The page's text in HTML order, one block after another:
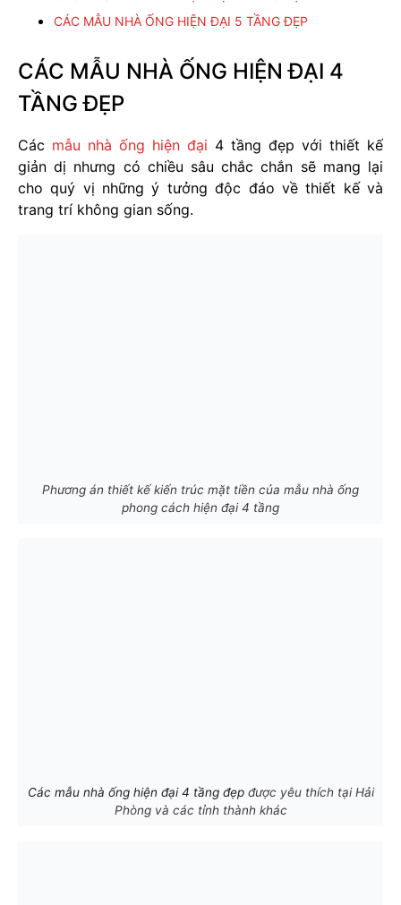
CÁC MẪU NHÀ ỐNG HIỆN ĐẠI 5 TẦNG ĐẸP
CÁC MẪU NHÀ ỐNG HIỆN ĐẠI 4
TẦNG ĐẸP
Các mẫu nhà ống hiện đại 4 tầng đẹp với thiết kế
giản dị nhưng có chiều sâu chắc chắn sẽ mang lại
cho quý vị những ý tưởng độc đáo về thiết kế và
trang trí không gian sống.
Phương án thiết kế kiến trúc mặt tiền của mẫu nhà ống
phong cách hiện đại 4 tầng
Các mẫu nhà ống hiện đại 4 tầng đẹpđược yêu thích tại Hải
Phòng và các tỉnh thành khác